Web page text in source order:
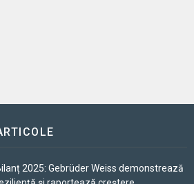
2025: Gebrüder Weiss demonstrează